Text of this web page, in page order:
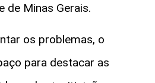
de Minas Gerais.
os problemas, o
para destacar as